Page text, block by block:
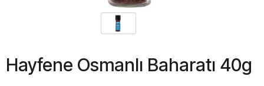
Hayfene Osmanlı Baharatı 40g